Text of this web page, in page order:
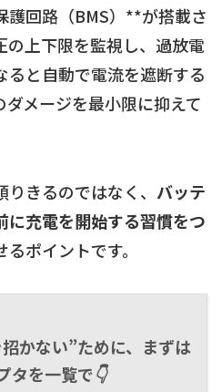
護回路（BMS）**が搭載さ
の上下限を監視し、過放電
ると自動で電流を遮断する
メージを最小限に抑えて
きるのではなく、 バッテ
に充電を開始する習慣をつ
ポイントです。
かない”ために、まずは
タを一覧で👇